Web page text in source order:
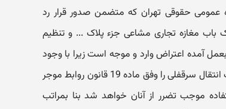
12/25 صادره از شعبه 20 دادگاه عمومی حقوقی تهران که متضمن صدور قرار رد
باب مغازه تجاری مشاعی جزء پلاک ... و تنظیم
آمده اعتراض وارد و موجه است زیرا با وجود
اختلاف بین مستأجرین ذینفع می تواند درخواست انتقال سرقفلی را وفق ماده 19 قانون روابط موجر
در استفاده موجب تضرر از آنان خواهد شد بنا بمراتب